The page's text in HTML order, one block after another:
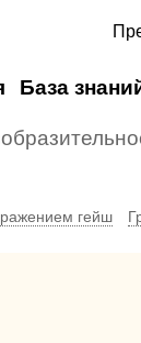
База
гейш